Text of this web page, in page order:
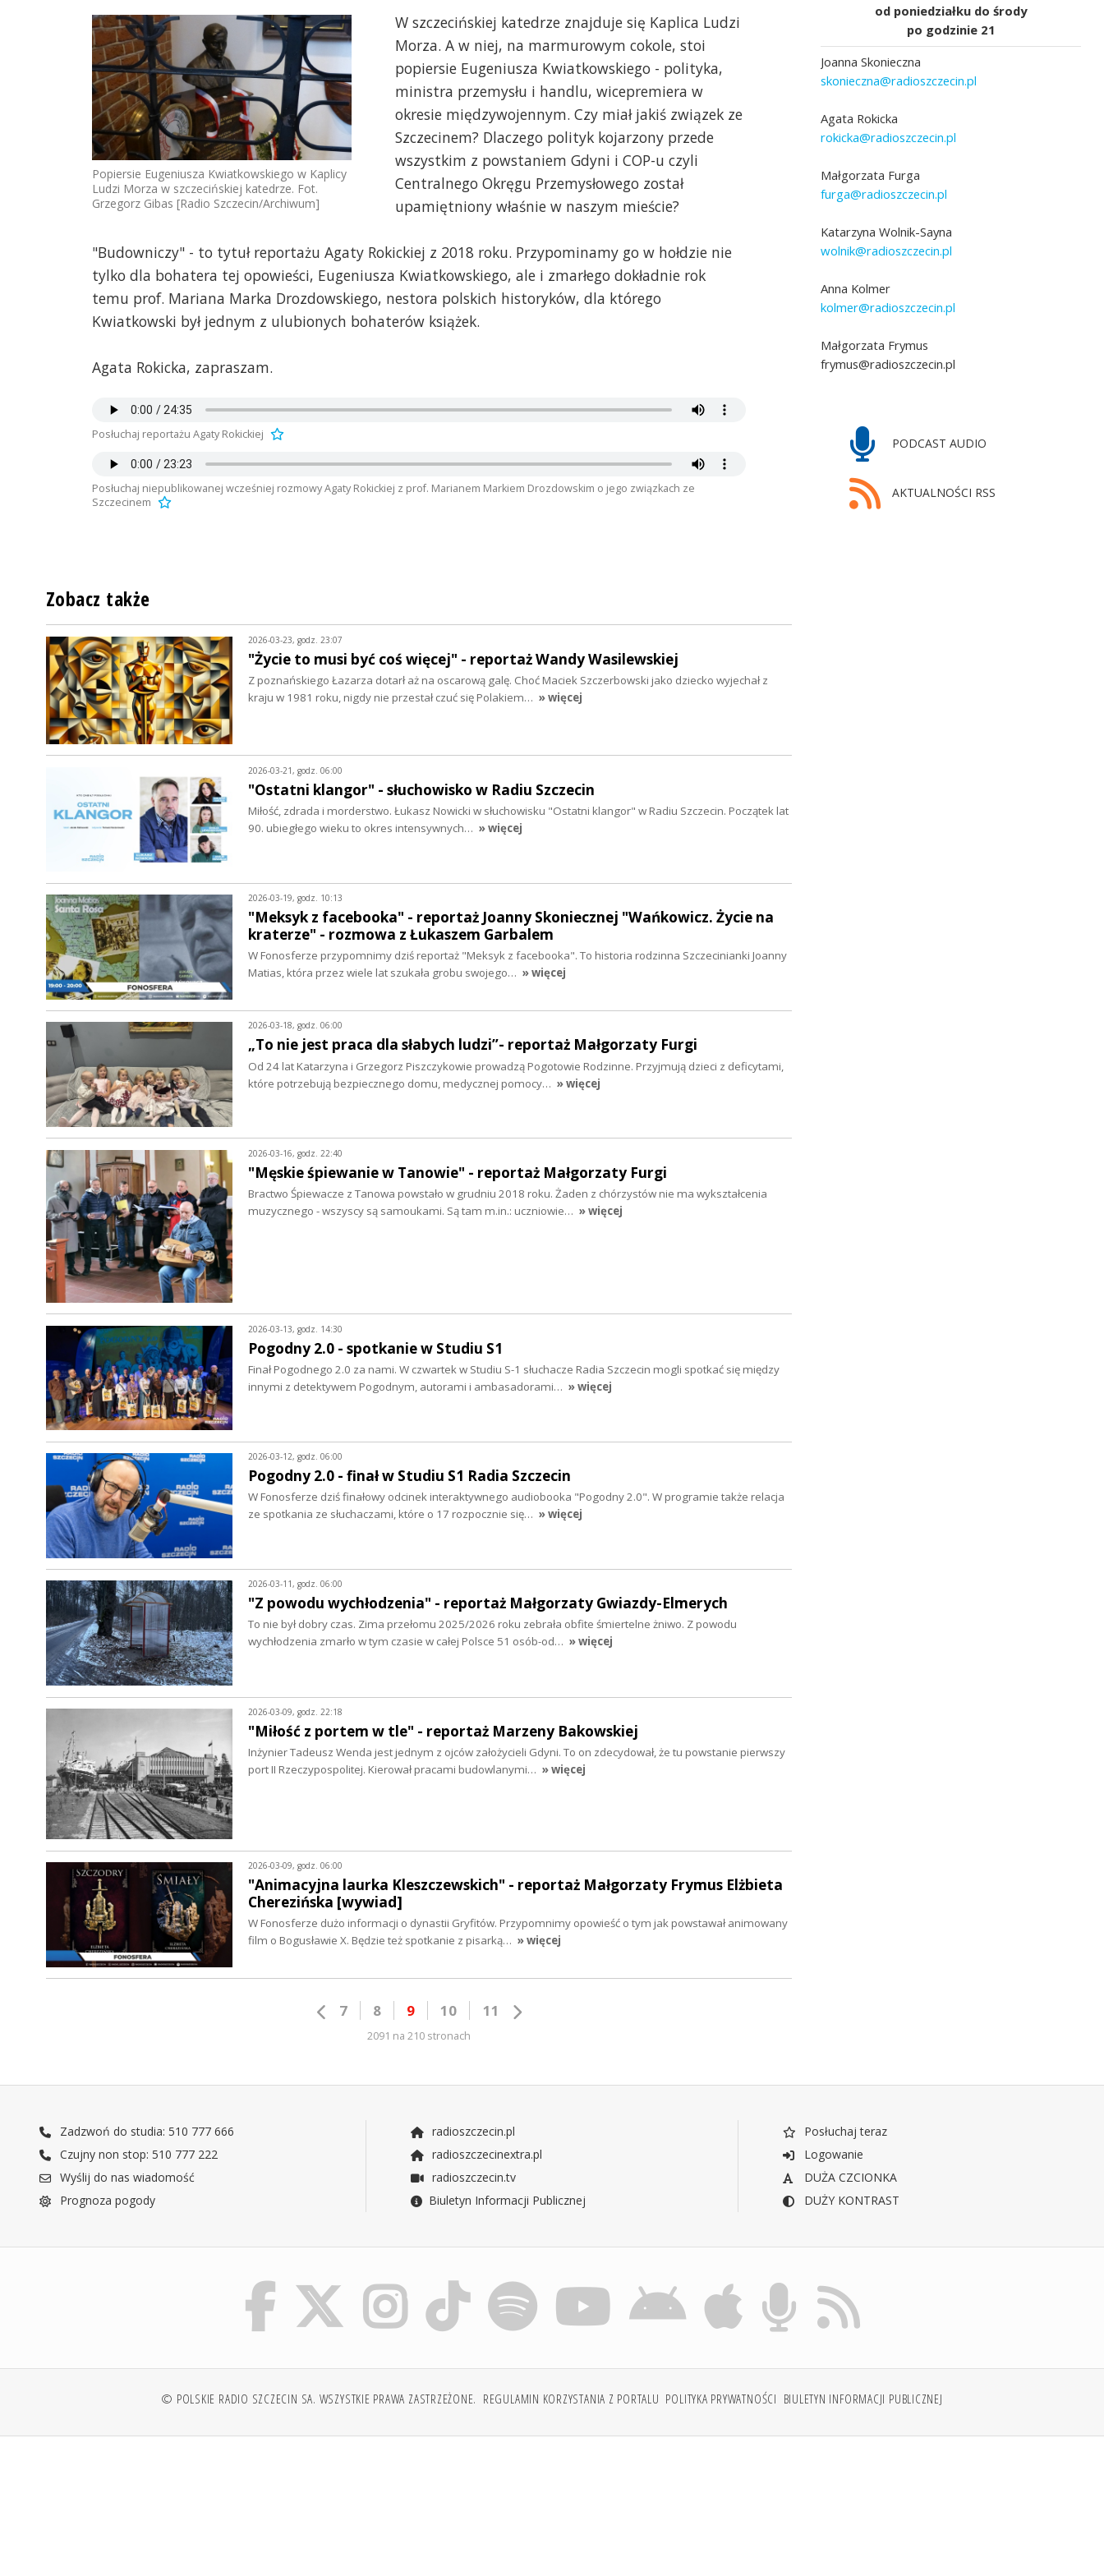
Popiersie Eugeniusza Kwiatkowskiego w Kaplicy
Ludzi Morza w szczecińskiej katedrze. Fot.
Grzegorz Gibas [Radio Szczecin/Archiwum]
W szczecińskiej katedrze znajduje się Kaplica Ludzi
Morza. A w niej, na marmurowym cokole, stoi
popiersie Eugeniusza Kwiatkowskiego - polityka,
ministra przemysłu i handlu, wicepremiera w
okresie międzywojennym. Czy miał jakiś związek ze
Szczecinem? Dlaczego polityk kojarzony przede
wszystkim z powstaniem Gdyni i COP-u czyli
Centralnego Okręgu Przemysłowego został
upamiętniony właśnie w naszym mieście?
"Budowniczy" - to tytuł reportażu Agaty Rokickiej z 2018 roku. Przypominamy go w hołdzie nie
tylko dla bohatera tej opowieści, Eugeniusza Kwiatkowskiego, ale i zmarłego dokładnie rok
temu prof. Mariana Marka Drozdowskiego, nestora polskich historyków, dla którego
Kwiatkowski był jednym z ulubionych bohaterów książek.
Agata Rokicka, zapraszam.
Posłuchaj reportażu Agaty Rokickiej
Posłuchaj niepublikowanej wcześniej rozmowy Agaty Rokickiej z prof. Marianem Markiem Drozdowskim o jego związkach ze
Szczecinem
od poniedziałku do środy
po godzinie 21
Joanna Skonieczna
skonieczna@radioszczecin.pl
Agata Rokicka
rokicka@radioszczecin.pl
Małgorzata Furga
furga@radioszczecin.pl
Katarzyna Wolnik-Sayna
wolnik@radioszczecin.pl
Anna Kolmer
kolmer@radioszczecin.pl
Małgorzata Frymus
frymus@radioszczecin.pl
PODCAST AUDIO
AKTUALNOŚCI RSS
Zobacz także
2026-03-23, godz. 23:07
"Życie to musi być coś więcej" - reportaż Wandy Wasilewskiej
Z poznańskiego Łazarza dotarł aż na oscarową galę. Choć Maciek Szczerbowski jako dziecko wyjechał z
kraju w 1981 roku, nigdy nie przestał czuć się Polakiem… » więcej
2026-03-21, godz. 06:00
"Ostatni klangor" - słuchowisko w Radiu Szczecin
Miłość, zdrada i morderstwo. Łukasz Nowicki w słuchowisku "Ostatni klangor" w Radiu Szczecin. Początek lat
90. ubiegłego wieku to okres intensywnych… » więcej
2026-03-19, godz. 10:13
"Meksyk z facebooka" - reportaż Joanny Skoniecznej "Wańkowicz. Życie na
kraterze" - rozmowa z Łukaszem Garbalem
W Fonosferze przypomnimy dziś reportaż "Meksyk z facebooka". To historia rodzinna Szczecinianki Joanny
Matias, która przez wiele lat szukała grobu swojego… » więcej
2026-03-18, godz. 06:00
„To nie jest praca dla słabych ludzi”- reportaż Małgorzaty Furgi
Od 24 lat Katarzyna i Grzegorz Piszczykowie prowadzą Pogotowie Rodzinne. Przyjmują dzieci z deficytami,
które potrzebują bezpiecznego domu, medycznej pomocy… » więcej
2026-03-16, godz. 22:40
"Męskie śpiewanie w Tanowie" - reportaż Małgorzaty Furgi
Bractwo Śpiewacze z Tanowa powstało w grudniu 2018 roku. Żaden z chórzystów nie ma wykształcenia
muzycznego - wszyscy są samoukami. Są tam m.in.: uczniowie… » więcej
2026-03-13, godz. 14:30
Pogodny 2.0 - spotkanie w Studiu S1
Finał Pogodnego 2.0 za nami. W czwartek w Studiu S-1 słuchacze Radia Szczecin mogli spotkać się między
innymi z detektywem Pogodnym, autorami i ambasadorami… » więcej
2026-03-12, godz. 06:00
Pogodny 2.0 - finał w Studiu S1 Radia Szczecin
W Fonosferze dziś finałowy odcinek interaktywnego audiobooka "Pogodny 2.0". W programie także relacja
ze spotkania ze słuchaczami, które o 17 rozpocznie się… » więcej
2026-03-11, godz. 06:00
"Z powodu wychłodzenia" - reportaż Małgorzaty Gwiazdy-Elmerych
To nie był dobry czas. Zima przełomu 2025/2026 roku zebrała obfite śmiertelne żniwo. Z powodu
wychłodzenia zmarło w tym czasie w całej Polsce 51 osób-od… » więcej
2026-03-09, godz. 22:18
"Miłość z portem w tle" - reportaż Marzeny Bakowskiej
Inżynier Tadeusz Wenda jest jednym z ojców założycieli Gdyni. To on zdecydował, że tu powstanie pierwszy
port II Rzeczypospolitej. Kierował pracami budowlanymi… » więcej
2026-03-09, godz. 06:00
"Animacyjna laurka Kleszczewskich" - reportaż Małgorzaty Frymus Elżbieta
Cherezińska [wywiad]
W Fonosferze dużo informacji o dynastii Gryfitów. Przypomnimy opowieść o tym jak powstawał animowany
film o Bogusławie X. Będzie też spotkanie z pisarką… » więcej
7 8 9 10 11
2091 na 210 stronach
Zadzwoń do studia: 510 777 666
Czujny non stop: 510 777 222
Wyślij do nas wiadomość
Prognoza pogody
radioszczecin.pl
radioszczecinextra.pl
radioszczecin.tv
Biuletyn Informacji Publicznej
Posłuchaj teraz
Logowanie
DUŻA CZCIONKA
DUŻY KONTRAST
© POLSKIE RADIO SZCZECIN SA. WSZYSTKIE PRAWA ZASTRZEŻONE. REGULAMIN KORZYSTANIA Z PORTALU POLITYKA PRYWATNOŚCI BIULETYN INFORMACJI PUBLICZNEJ